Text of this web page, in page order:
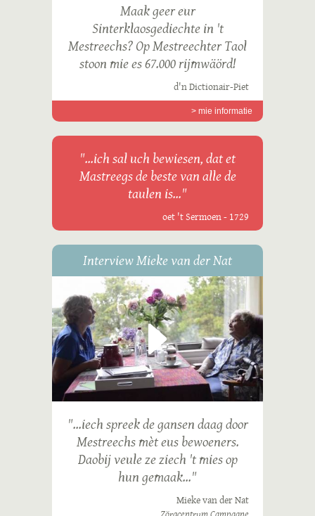
Maak geer eur
Sinterklaosgediechte in 't
Mestreechs? Op Mestreechter Taol
stoon mie es 67.000 rijmwäörd!
d'n Dictionair-Piet
> mie informatie
"...ich sal uch bewiesen, dat et
Mastreegs de beste van alle de
taulen is..."
oet 't Sermoen - 1729
Interview Mieke van der Nat
"...iech spreek de gansen daag door
Mestreechs mèt eus bewoeners.
Daobij veule ze ziech 't mies op
hun gemaak..."
Mieke van der Nat